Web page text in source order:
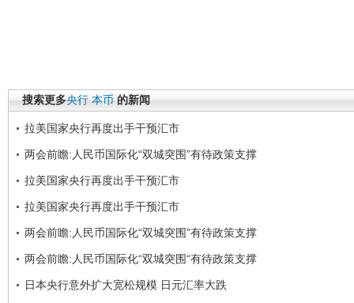
搜索更多央行 本币 的新闻
拉美国家央行再度出手干预汇市
两会前瞻:人民币国际化“双城突围”有待政策支撑
拉美国家央行再度出手干预汇市
拉美国家央行再度出手干预汇市
两会前瞻:人民币国际化“双城突围”有待政策支撑
两会前瞻:人民币国际化“双城突围“有待政策支撑
日本央行意外扩大宽松规模 日元汇率大跌